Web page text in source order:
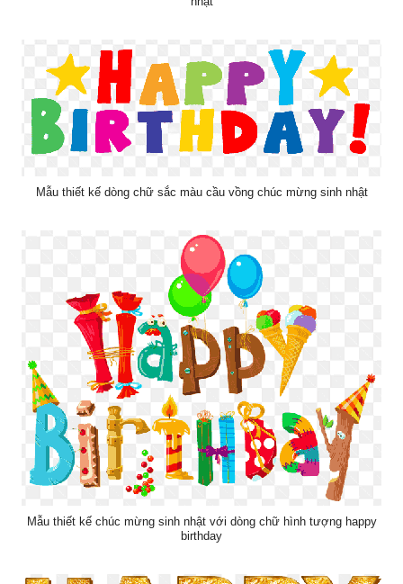
Mẫu thiết kế dòng chữ sắc màu cầu vồng chúc mừng sinh nhật
Mẫu thiết kế chúc mừng sinh nhật với dòng chữ hình tượng happy
birthday